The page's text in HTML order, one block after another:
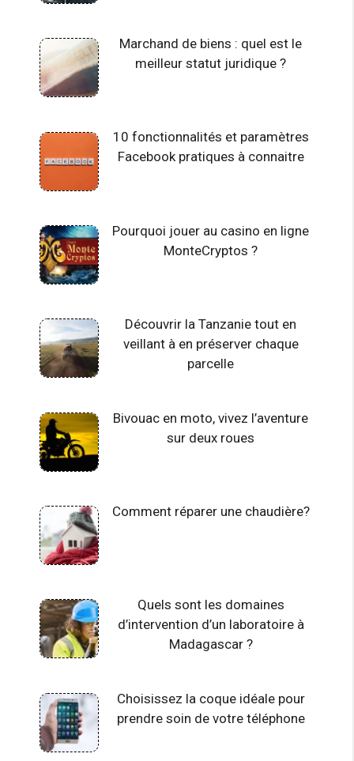
Marchand de biens : quel est le
meilleur statut juridique ?
10 fonctionnalités et paramètres
Facebook pratiques à connaitre
Pourquoi jouer au casino en ligne
MonteCryptos ?
Découvrir la Tanzanie tout en
veillant à en préserver chaque
parcelle
Bivouac en moto, vivez l’aventure
sur deux roues
Comment réparer une chaudière?
Quels sont les domaines
d’intervention d’un laboratoire à
Madagascar ?
Choisissez la coque idéale pour
prendre soin de votre téléphone